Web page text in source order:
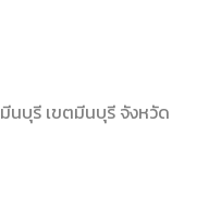
นบุรี เขตมีนบุรี จังหวัด